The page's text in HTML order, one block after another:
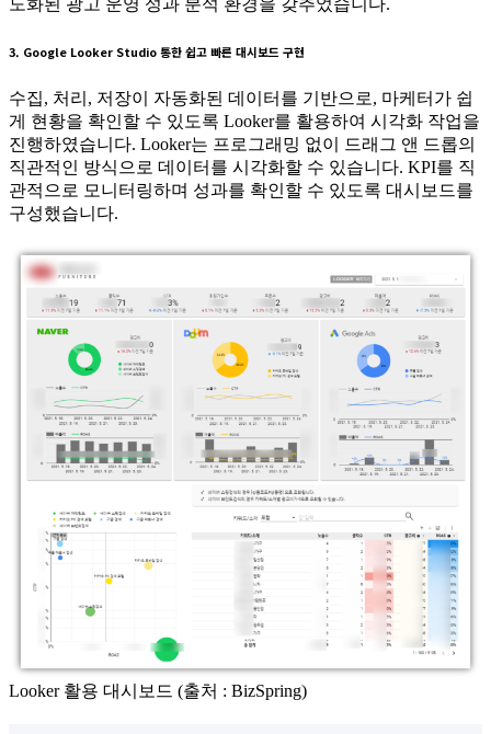
도화된 광고 운영 성과 분석 환경을 갖추었습니다.
3. Google Looker Studio 통한 쉽고 빠른 대시보드 구현
수집, 처리, 저장이 자동화된 데이터를 기반으로, 마케터가 쉽
게 현황을 확인할 수 있도록 Looker를 활용하여 시각화 작업을
진행하였습니다. Looker는 프로그래밍 없이 드래그 앤 드롭의
직관적인 방식으로 데이터를 시각화할 수 있습니다. KPI를 직
관적으로 모니터링하며 성과를 확인할 수 있도록 대시보드를
구성했습니다.
Looker 활용 대시보드 (출처 : BizSpring)